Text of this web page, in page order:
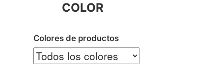
COLOR
Colores de productos